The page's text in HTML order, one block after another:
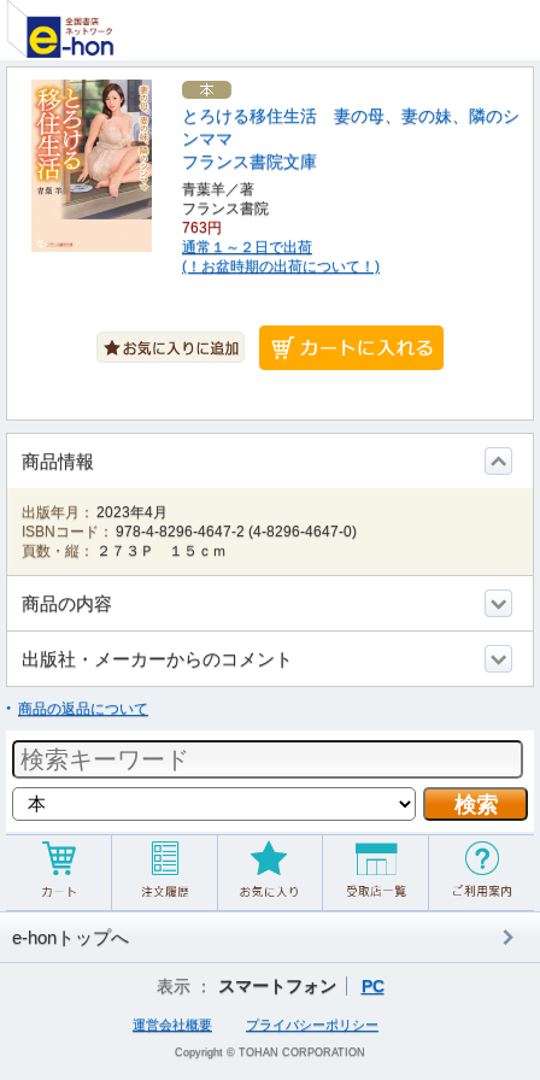
とろける移住生活 妻の母、妻の妹、隣のシ
ンママ
フランス書院文庫
青葉羊／著
フランス書院
763円
通常１～２日で出荷
(！お盆時期の出荷について！)
商品情報
出版年月： 2023年4月
ISBNコード： 978-4-8296-4647-2 (4-8296-4647-0)
頁数・縦：
２７３Ｐ １５ｃｍ
商品の内容
出版社・メーカーからのコメント
商品の返品について
e-honトップへ
表示 ： スマートフォン PC
運営会社概要 プライバシーポリシー
Copyright © TOHAN CORPORATION